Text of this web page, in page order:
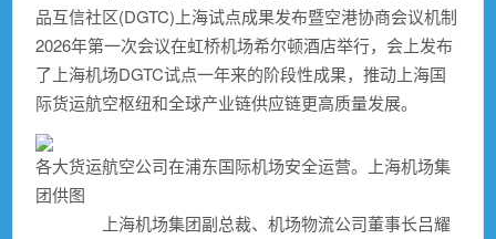
品互信社区(DGTC)上海试点成果发布暨空港协商会议机制
2026年第一次会议在虹桥机场希尔顿酒店举行，会上发布
了上海机场DGTC试点一年来的阶段性成果，推动上海国
际货运航空枢纽和全球产业链供应链更高质量发展。
各大货运航空公司在浦东国际机场安全运营。上海机场集
团供图
上海机场集团副总裁、机场物流公司董事长吕耀